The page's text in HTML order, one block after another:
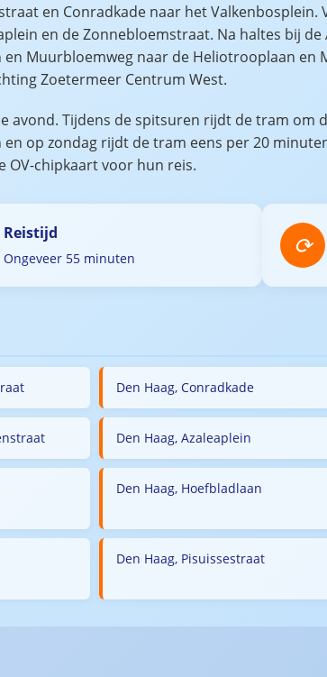
en Conradkade naar het
en de Zonnebloemstraat. Na haltes bij
Muurbloemweg naar de Heliotrooplaan en
Zoetermeer Centrum West.
avond. Tijdens de spitsuren rijdt de tram om
op zondag rijdt de tram eens per 20
OV-chipkaart voor hun reis.
Reistijd
Ongeveer 55 minuten
Den Haag, Conradkade
Den Haag, Azaleaplein
Den Haag, Hoefbladlaan
Den Haag, Pisuissestraat